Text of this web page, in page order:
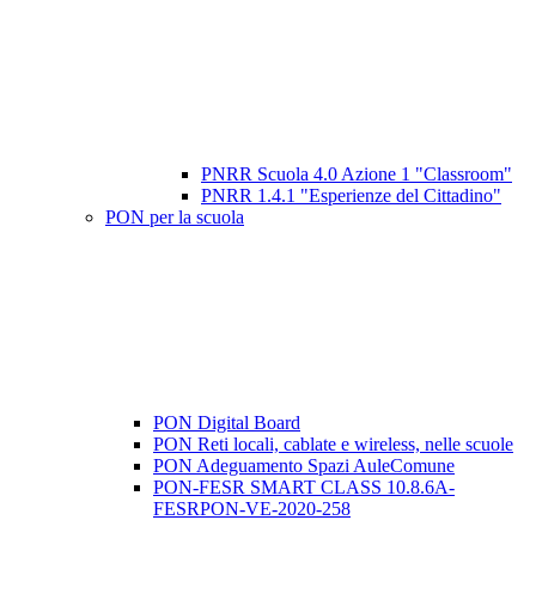
PNRR Scuola 4.0 Azione 1 "Classroom"
PNRR 1.4.1 "Esperienze del Cittadino"
PON per la scuola
PON Digital Board
PON Reti locali, cablate e wireless, nelle scuole
PON Adeguamento Spazi AuleComune
PON-FESR SMART CLASS 10.8.6A-
FESRPON-VE-2020-258